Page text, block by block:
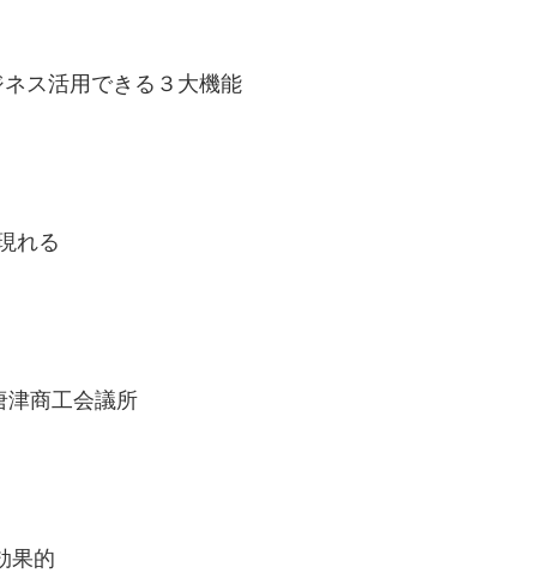
ス活用できる３大機能
れる
津商工会議所
果的